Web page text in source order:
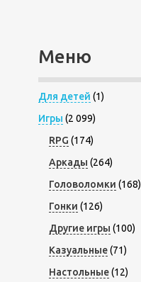
Меню
Для детей (1)
Игры (2 099)
RPG (174)
Аркады (264)
Головоломки (168)
Гонки (126)
Другие игры (100)
Казуальные(71)
Настольные(12)